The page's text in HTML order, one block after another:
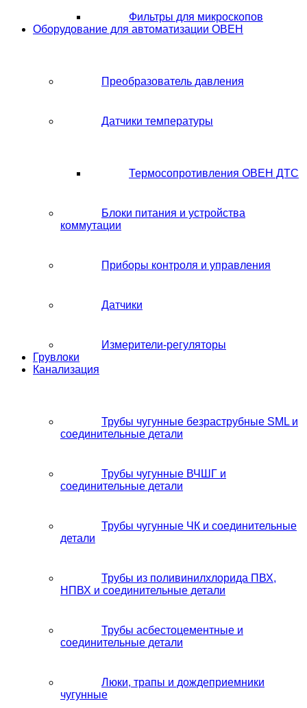
Фильтры для микроскопов
Оборудование для автоматизации ОВЕН
Преобразователь давления
Датчики температуры
Термосопротивления ОВЕН ДТС
Блоки питания и устройства
коммутации
Приборы контроля и управления
Датчики
Измерители-регуляторы
Грувлоки
Канализация
Трубы чугунные безраструбные SML и
соединительные детали
Трубы чугунные ВЧШГ и
соединительные детали
Трубы чугунные ЧК и соединительные
детали
Трубы из поливинилхлорида ПВХ,
НПВХ и соединительные детали
Трубы асбестоцементные и
соединительные детали
Люки, трапы и дождеприемники
чугунные